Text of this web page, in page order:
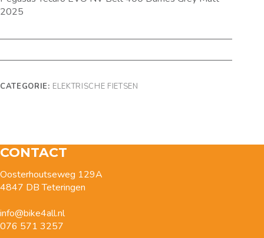
2025
CATEGORIE: ELEKTRISCHE FIETSEN
CONTACT
Oosterhoutseweg 129A
4847 DB Teteringen
info@bike4all.nl
076 571 3257